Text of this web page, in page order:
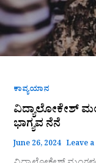
ಕಾವ್ಯಯಾನ
ವಿದ್ಯಾಲೋಕೇಶ್
ಭಾಗ್ಯವ ನೆನೆ
June 26, 2024 Leave